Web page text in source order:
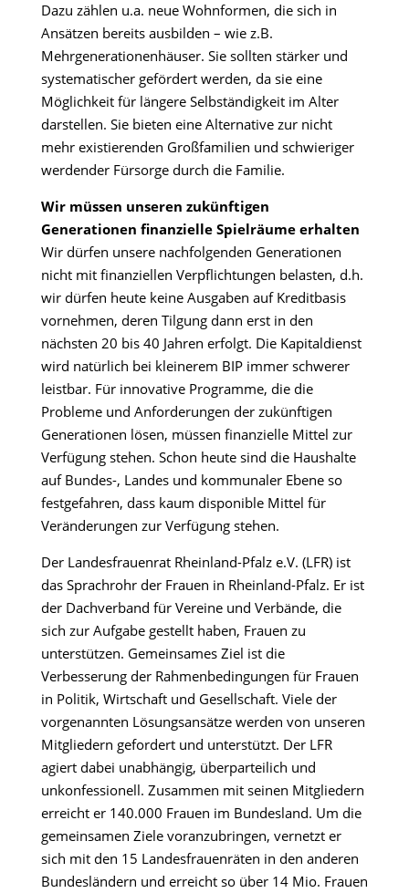
Dazu zählen u.a. neue Wohnformen, die sich in
Ansätzen bereits ausbilden – wie z.B.
Mehrgenerationenhäuser. Sie sollten stärker und
systematischer gefördert werden, da sie eine
Möglichkeit für längere Selbständigkeit im Alter
darstellen. Sie bieten eine Alternative zur nicht
mehr existierenden Großfamilien und schwieriger
werdender Fürsorge durch die Familie.
Wir müssen unseren zukünftigen
Generationen finanzielle Spielräume erhalten
Wir dürfen unsere nachfolgenden Generationen
nicht mit finanziellen Verpflichtungen belasten, d.h.
wir dürfen heute keine Ausgaben auf Kreditbasis
vornehmen, deren Tilgung dann erst in den
nächsten 20 bis 40 Jahren erfolgt. Die Kapitaldienst
wird natürlich bei kleinerem BIP immer schwerer
leistbar. Für innovative Programme, die die
Probleme und Anforderungen der zukünftigen
Generationen lösen, müssen finanzielle Mittel zur
Verfügung stehen. Schon heute sind die Haushalte
auf Bundes-, Landes und kommunaler Ebene so
festgefahren, dass kaum disponible Mittel für
Veränderungen zur Verfügung stehen.
Der Landesfrauenrat Rheinland-Pfalz e.V. (LFR) ist
das Sprachrohr der Frauen in Rheinland-Pfalz. Er ist
der Dachverband für Vereine und Verbände, die
sich zur Aufgabe gestellt haben, Frauen zu
unterstützen. Gemeinsames Ziel ist die
Verbesserung der Rahmenbedingungen für Frauen
in Politik, Wirtschaft und Gesellschaft. Viele der
vorgenannten Lösungsansätze werden von unseren
Mitgliedern gefordert und unterstützt. Der LFR
agiert dabei unabhängig, überparteilich und
unkonfessionell. Zusammen mit seinen Mitgliedern
erreicht er 140.000 Frauen im Bundesland. Um die
gemeinsamen Ziele voranzubringen, vernetzt er
sich mit den 15 Landesfrauenräten in den anderen
Bundesländern und erreicht so über 14 Mio. Frauen